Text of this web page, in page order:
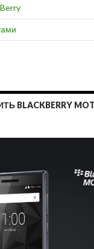
BLACKBERRY